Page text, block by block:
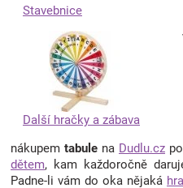
Stavebnice
Další hračky a zábava
nákupem tabule na Dudlu.cz
dětem, kam každoročně
Padne-li vám do oka nějaká